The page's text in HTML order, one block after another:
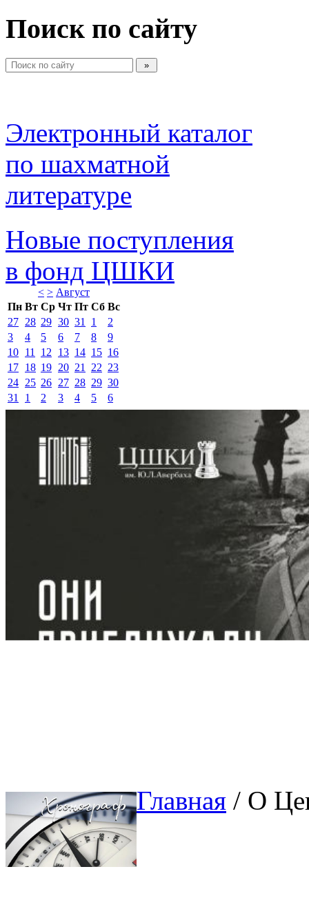
Поиск по сайту
Электронный каталог
по шахматной
литературе
Новые поступления
в фонд ЦШКИ
< > Август
Пн Вт Ср Чт Пт Сб Вс
27 28 29 30 31 1
2
3
4 5 6 7 8
9
10 11 12 13 14 15 16
17 18 19 20 21 22 23
24 25 26 27 28 29 30
31
1 2 3 4 5 6
Главная / О